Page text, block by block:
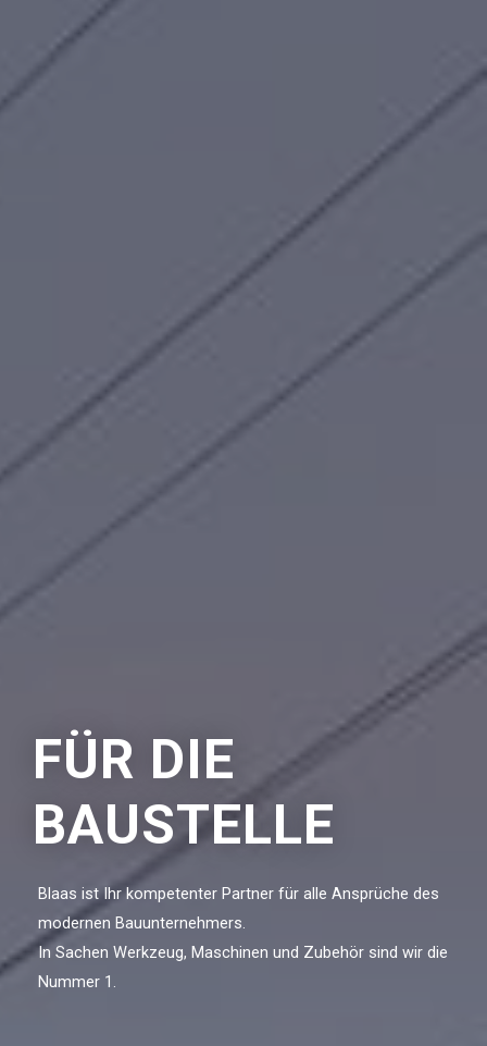
FÜR DIE
BAUSTELLE
Blaas ist Ihr kompetenter Partner für alle Ansprüche des
modernen Bauunternehmers.
In Sachen Werkzeug, Maschinen und Zubehör sind wir die
Nummer 1.